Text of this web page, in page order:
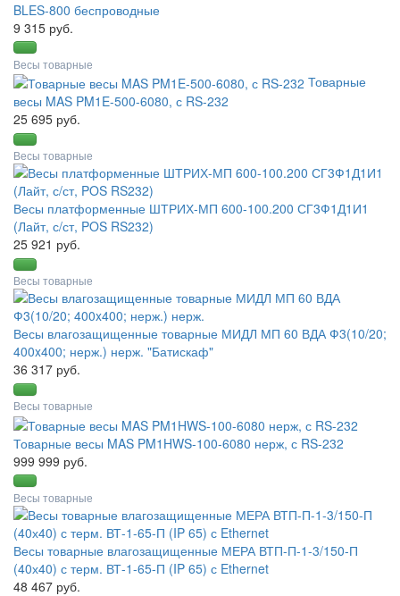
BLES-800 беспроводные
9 315 руб.
Весы товарные
Товарные
весы MAS PM1E-500-6080, с RS-232
25 695 руб.
Весы товарные
Весы платформенные ШТРИХ-МП 600-100.200 СГ3Ф1Д1И1
(Лайт, с/ст, POS RS232)
25 921 руб.
Весы товарные
Весы влагозащищенные товарные МИДЛ МП 60 ВДА Ф3(10/20;
400x400; нерж.) нерж. "Батискаф"
36 317 руб.
Весы товарные
Товарные весы MAS PM1HWS-100-6080 нерж, с RS-232
999 999 руб.
Весы товарные
Весы товарные влагозащищенные МЕРА ВТП-П-1-3/150-П
(40х40) с терм. ВТ-1-65-П (IP 65) с Ethernet
48 467 руб.